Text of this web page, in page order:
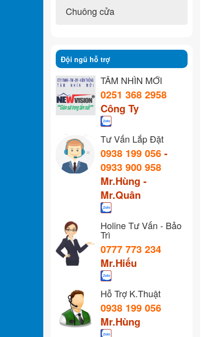
Chuông cửa
Đội ngũ hỗ trợ
TẦM NHÌN MỚI
0251 368 2958
Công Ty
Tư Vấn Lắp Đặt
0938 199 056 -
0933 900 958
Mr.Hùng -
Mr.Quân
Holine Tư Vấn - Bảo
Trì
0777 773 234
Mr.Hiếu
Hỗ Trợ K.Thuật
0938 199 056
Mr.Hùng